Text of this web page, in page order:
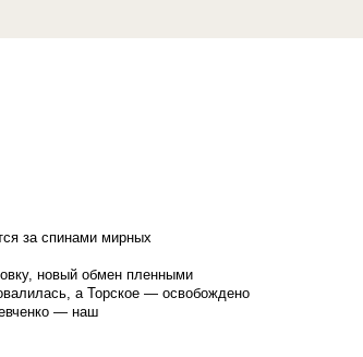
за спинами мирных
новый обмен пленными
а Торское — освобождено
— наш